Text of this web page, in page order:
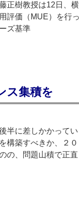
正樹教授は12日、
評価（MUE）を行
ズ基準
ス集積を
半に差しかかって
構築すべきか、２
の、問題山積で正直